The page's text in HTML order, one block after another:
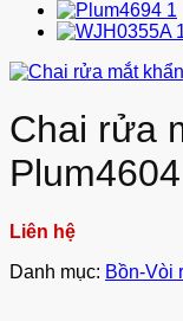
Chai rửa
Plum4604
Liên hệ
Danh mục: Bồn-Vòi